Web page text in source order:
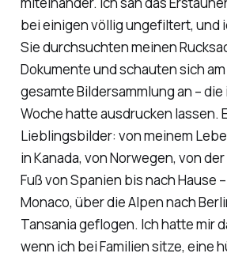
bei einigen völlig ungefiltert, und
Sie durchsuchten meinen
Dokumente und schauten sich
gesamte Bildersammlung an –
Woche hatte ausdrucken lassen.
Lieblingsbilder: von meinem
in Kanada, von Norwegen, von
Fuß von Spanien bis nach Hause
Monaco, über die Alpen nach
Tansania geflogen. Ich hatte mir
wenn ich bei Familien sitze, eine